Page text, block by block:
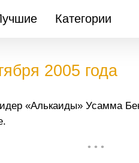
Категории
2005 года
«Алькаиды» Усамма
• • •